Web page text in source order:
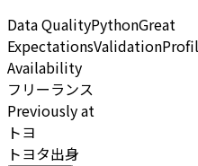
Data QualityPythonGreat
ExpectationsValidation
Availability
フリーランス
Previously at
トヨ
トヨタ出身